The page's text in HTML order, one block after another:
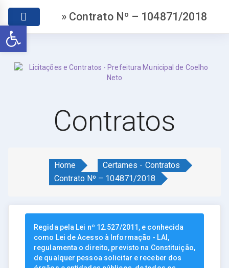
Abrir a barra de ferramentas
» Contrato Nº – 104871/2018
Contratos
Home
Certames - Contratos
Contrato Nº – 104871/2018
Regida pela Lei nº 12.527/2011, e conhecida
como Lei de Acesso à Informação - LAI,
regulamenta o direito, previsto na Constituição,
de qualquer pessoa solicitar e receber dos